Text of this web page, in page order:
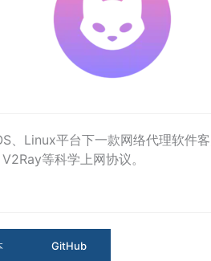
、Linux平台下一款网络代理软件
等科学上网协议。
GitHub